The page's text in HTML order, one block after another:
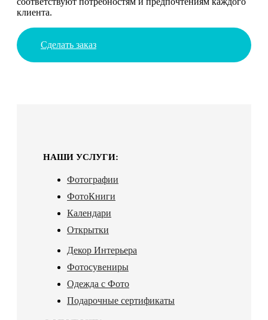
клиента.
Сделать заказ
НАШИ УСЛУГИ:
Фотографии
ФотоКниги
Календари
Открытки
Декор Интерьера
Фотосувениры
Одежда с Фото
Подарочные сертификаты